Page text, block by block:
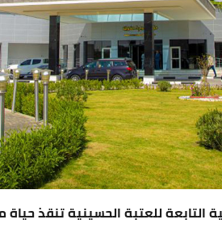
للعتبة الحسينية تنقذ حياة